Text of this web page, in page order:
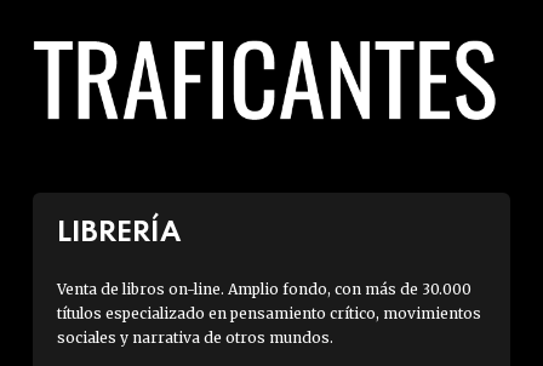
LIBRERÍA
Venta de libros on-line. Amplio fondo, con más de 30.000
títulos especializado en pensamiento crítico, movimientos
sociales y narrativa de otros mundos.